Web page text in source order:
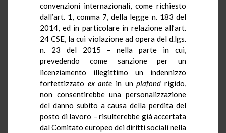
convenzioni internazionali, come richiesto
dall’art. 1, comma 7, della legge n. 183 del
2014, ed in particolare in relazione all’art.
24 CSE, la cui violazione ad opera del d.lgs.
n. 23 del 2015 – nella parte in cui,
prevedendo come sanzione per un
licenziamento illegittimo un indennizzo
forfettizzato ex ante in unplafond rigido,
non consentirebbe una personalizzazione
del danno subito a causa della perdita del
posto di lavoro – risulterebbe già accertata
dal Comitato europeo dei diritti sociali nella